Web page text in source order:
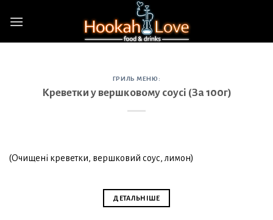
ГРИЛЬ МЕНЮ:
Креветки у вершковому соусі (За 100г)
(Очищені креветки, вершковий соус, лимон)
ДЕТАЛЬНІШЕ